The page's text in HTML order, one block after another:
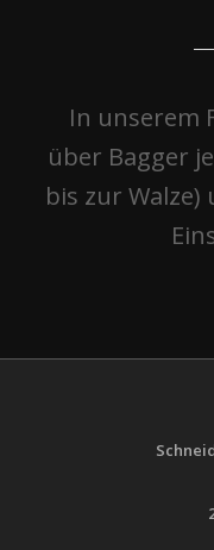
In unserem
über Bagger
bis zur